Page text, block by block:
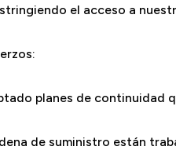
el acceso a
planes de continuidad
de suministro están